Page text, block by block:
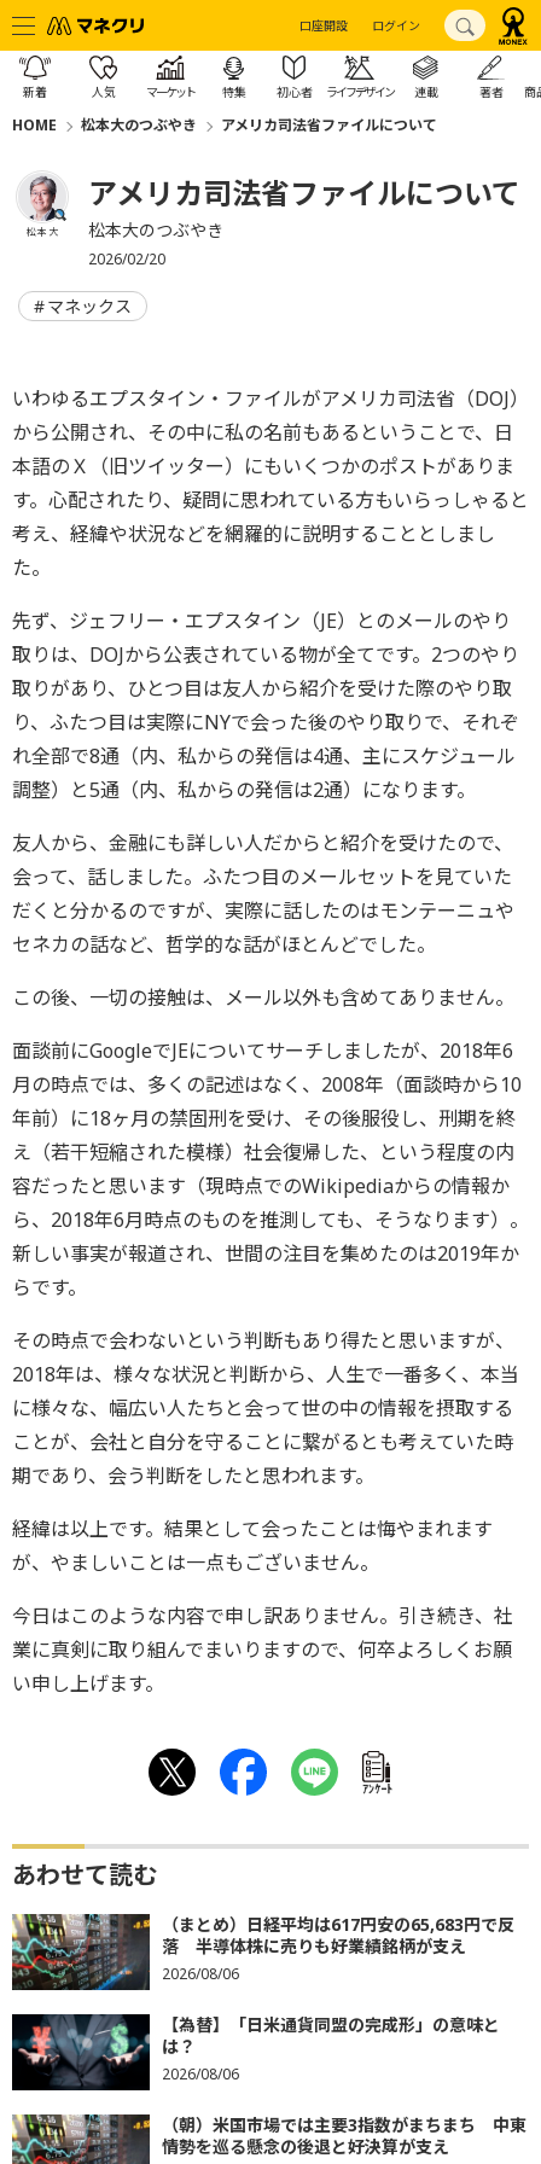
口座開設 ログイン
新着 人気 マーケット 特集 初心者 ライフデザイン 連載 著者 商
HOME 松本大のつぶやき アメリカ司法省ファイルについて
松本 大
アメリカ司法省ファイルについて
松本大のつぶやき
2026/02/20
マネックス
いわゆるエプスタイン・ファイルがアメリカ司法省（DOJ）
から公開され、その中に私の名前もあるということで、日
本語のＸ（旧ツイッター）にもいくつかのポストがありま
す。心配されたり、疑問に思われている方もいらっしゃると
考え、経緯や状況などを網羅的に説明することとしまし
た。
先ず、ジェフリー・エプスタイン（JE）とのメールのやり
取りは、DOJから公表されている物が全てです。2つのやり
取りがあり、ひとつ目は友人から紹介を受けた際のやり取
り、ふたつ目は実際にNYで会った後のやり取りで、それぞ
れ全部で8通（内、私からの発信は4通、主にスケジュール
調整）と5通（内、私からの発信は2通）になります。
友人から、金融にも詳しい人だからと紹介を受けたので、
会って、話しました。ふたつ目のメールセットを見ていた
だくと分かるのですが、実際に話したのはモンテーニュや
セネカの話など、哲学的な話がほとんどでした。
この後、一切の接触は、メール以外も含めてありません。
面談前にGoogleでJEについてサーチしましたが、2018年6
月の時点では、多くの記述はなく、2008年（面談時から10
年前）に18ヶ月の禁固刑を受け、その後服役し、刑期を終
え（若干短縮された模様）社会復帰した、という程度の内
容だったと思います（現時点でのWikipediaからの情報か
ら、2018年6月時点のものを推測しても、そうなります）。
新しい事実が報道され、世間の注目を集めたのは2019年か
らです。
その時点で会わないという判断もあり得たと思いますが、
2018年は、様々な状況と判断から、人生で一番多く、本当
に様々な、幅広い人たちと会って世の中の情報を摂取する
ことが、会社と自分を守ることに繋がるとも考えていた時
期であり、会う判断をしたと思われます。
経緯は以上です。結果として会ったことは悔やまれます
が、やましいことは一点もございません。
今日はこのような内容で申し訳ありません。引き続き、社
業に真剣に取り組んでまいりますので、何卒よろしくお願
い申し上げます。
ｱﾝｹｰﾄ
あわせて読む
（まとめ）日経平均は617円安の65,683円で反
落 半導体株に売りも好業績銘柄が支え
2026/08/06
【為替】「日米通貨同盟の完成形」の意味と
は？
2026/08/06
（朝）米国市場では主要3指数がまちまち 中東
情勢を巡る懸念の後退と好決算が支え